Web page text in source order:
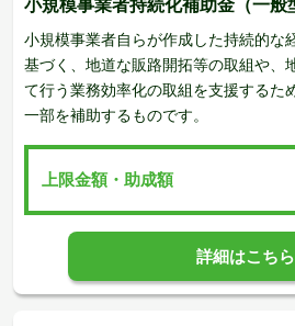
小規模事業者持続化補助金（一
小規模事業者自らが作成した持続的な
基づく、地道な販路開拓等の取組や、
て行う業務効率化の取組を支援するた
一部を補助するものです。
上限金額・助成額
詳細はこちら